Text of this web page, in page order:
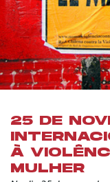
25 DE
À
MULHER